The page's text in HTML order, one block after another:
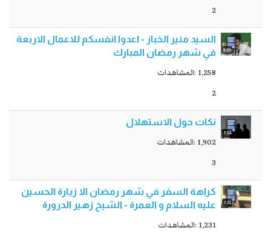
2
8:29
السيد منير الخباز - اعدوا انفسكم للاعمال الاربعة
في شهر رمضان المبارك
1,258 :المشاهدات
2
7:24
نكات حول الاستهلال
1,902 :المشاهدات
3
7:21
كراهة السفر في شهر رمضان الا زيارة الحسين
عليه السلام و العمرة - الشیخ زهیر الدرورة
1,231 :المشاهدات